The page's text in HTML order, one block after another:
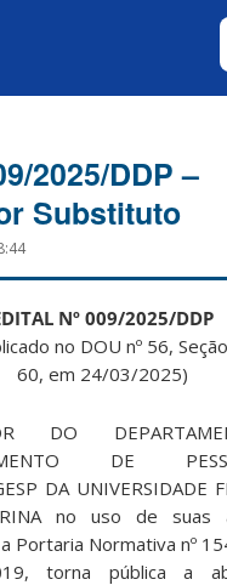
2025/DDP –
Substituto
Nº 009/2025/DDP
no DOU nº 56,
60, em 24/03/2025)
DO
DE
DA UNIVERSIDADE
no uso de suas
Portaria Normativa nº
torna pública a